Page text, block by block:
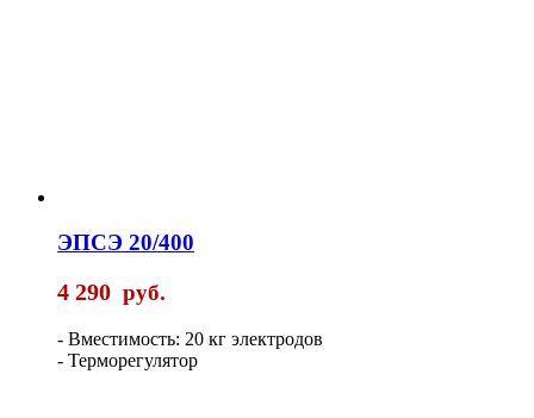
ЭПСЭ 20/400
4 290 руб.
- Вместимость: 20 кг электродов
- Терморегулятор